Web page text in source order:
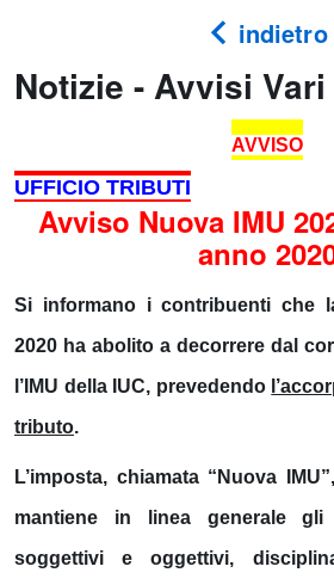
indietro
Notizie - Avvisi Vari
AVVISO
UFFICIO TRIBUTI
Avviso Nuova IMU
anno
Si informano i contribuenti che
2020 ha abolito a decorrere dal
l’IMU della IUC, prevedendo
tributo.
L’imposta, chiamata “ Nuova IMU
mantiene in linea generale gli
soggettivi e oggettivi,